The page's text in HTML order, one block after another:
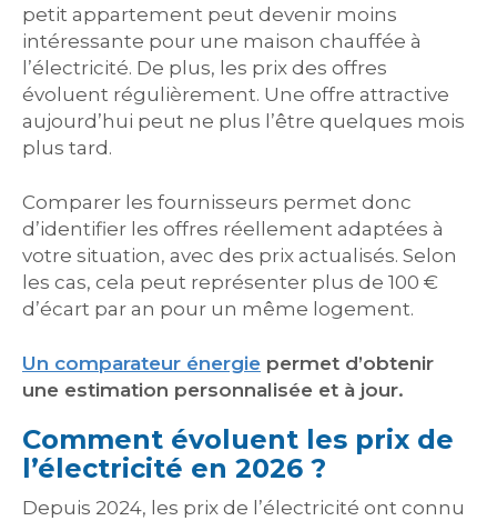
petit appartement peut devenir moins
intéressante pour une maison chauffée à
l’électricité. De plus, les prix des offres
évoluent régulièrement. Une offre attractive
aujourd’hui peut ne plus l’être quelques mois
plus tard.
Comparer les fournisseurs permet donc
d’identifier les offres réellement adaptées à
votre situation, avec des prix actualisés. Selon
les cas, cela peut représenter plus de 100 €
d’écart par an pour un même logement.
Un comparateur énergie permet d’obtenir
une estimation personnalisée et à jour.
Comment évoluent les prix de
l’électricité en 2026 ?
Depuis 2024, les prix de l’électricité ont connu